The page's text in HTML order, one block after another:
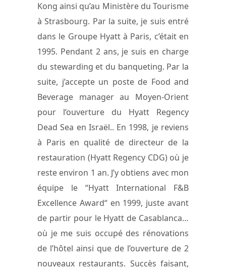
Kong ainsi qu’au Ministère du Tourisme
à Strasbourg. Par la suite, je suis entré
dans le Groupe Hyatt à Paris, c’était en
1995. Pendant 2 ans, je suis en charge
du stewarding et du banqueting. Par la
suite, j’accepte un poste de Food and
Beverage manager au Moyen-Orient
pour l’ouverture du Hyatt Regency
Dead Sea en Israël.. En 1998, je reviens
à Paris en qualité de directeur de la
restauration (Hyatt Regency CDG) où je
reste environ 1 an. J’y obtiens avec mon
équipe le “Hyatt International F&B
Excellence Award“ en 1999, juste avant
de partir pour le Hyatt de Casablanca…
où je me suis occupé des rénovations
de l’hôtel ainsi que de l’ouverture de 2
nouveaux restaurants. Succès faisant,